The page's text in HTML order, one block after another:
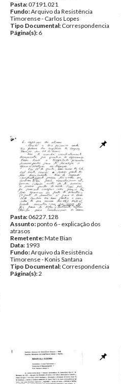
Pasta:07191.021
Fundo:Arquivo da Resistência
Timorense - Carlos Lopes
Tipo Documental: Correspondencia
Página(s): 6
Pasta:06227.128
Assunto:ponto 6 - explicação dos
atrasos
Remetente:Mate Bian
Data: 1993
Fundo:Arquivo da Resistência
Timorense - Konis Santana
Tipo Documental: Correspondencia
Página(s):2